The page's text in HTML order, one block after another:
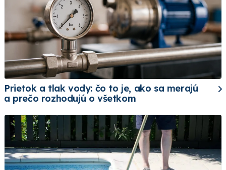
Prietok a tlak vody: čo to je, ako sa merajú
a prečo rozhodujú o všetkom